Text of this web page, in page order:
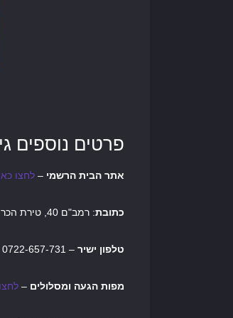
פרטים נוספים
אתר הבית הרשמי – לחצו
כתובת: רמב"ם 40, טירת הכרמל.
טלפון ישיר – 0722-657-731
מפות הגעה ומסלולים –